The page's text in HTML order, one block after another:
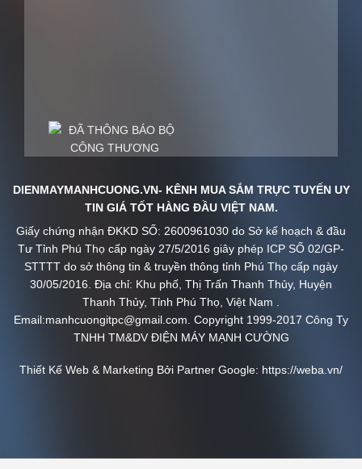
DIENMAYMANHCUONG.VN- KÊNH MUA SẮM TRỰC TUYẾN UY
TIN GIÁ TỐT HÀNG ĐẦU VIỆT NAM.
Giấy chứng nhận ĐKKD SỐ: 2600961030 do Sở kế hoạch & đầu
Tư Tỉnh Phú Thọ cấp ngày 27/5/2016 giây phép ICP SỐ 02/GP-
STTTT do sở thông tin & truyền thông tỉnh Phú Thọ cấp ngày
30/05/2016. Địa chỉ: Khu phố, Thị Trấn Thanh Thủy, Huyện
Thanh Thủy, Tỉnh Phú Thọ, Việt Nam .
Email:manhcuongitpc@gmail.com. Copyright 1999-2017 Công Ty
TNHH TM&DV ĐIỆN MÁY MẠNH CƯỜNG
Thiết Kế Web & Marketing Bởi Partner Google: https://weba.vn/